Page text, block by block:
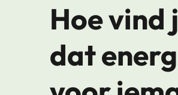
Hoe vind
dat